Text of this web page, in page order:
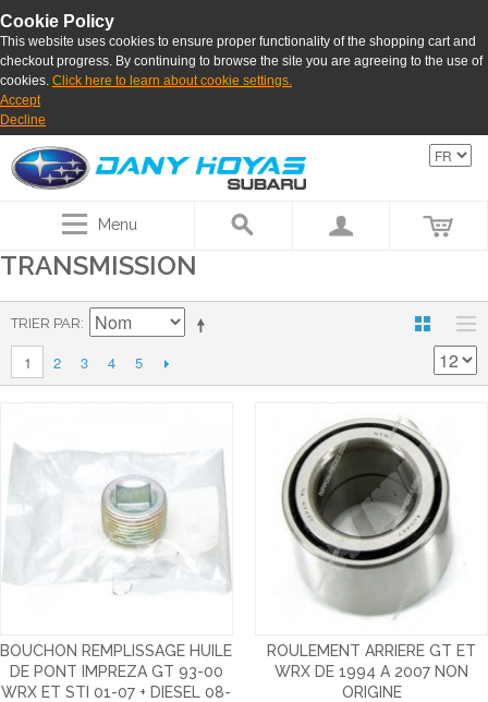
Cookie Policy
This website uses cookies to ensure proper functionality of the shopping cart and
checkout progress. By continuing to browse the site you are agreeing to the use of
cookies. Click here to learn about cookie settings.
Accept
Decline
Menu
TRANSMISSION
TRIER PAR
1 2 3 4 5
BOUCHON REMPLISSAGE HUILE
DE PONT IMPREZA GT 93-00
WRX ET STI 01-07 + DIESEL 08-
ROULEMENT ARRIERE GT ET
WRX DE 1994 A 2007 NON
ORIGINE